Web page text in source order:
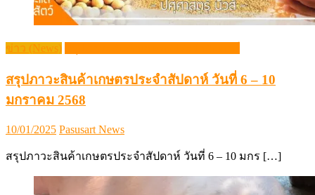
ข่าว (News)
สรุปภาวะสินค้าเกษตรประจำสัปดาห์ วันที่ 6 – 10
มกราคม 2568
Posted
10/01/2025 Author
Pasusart News
สรุปภาวะสินค้าเกษตรประจำสัปดาห์ วันที่ 6 – 10 มกร […]